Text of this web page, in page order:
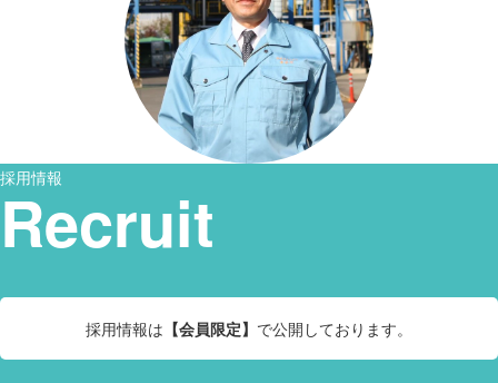
採用情報
Recruit
採用情報は 【会員限定】 で公開しております。